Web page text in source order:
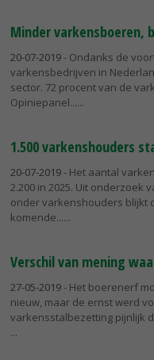
Minder varkensboeren,
20-07-2019- Ondanks de
varkensbedrijven in
sector. 72 procent van de
Opiniepanel...
1.500 varkenshouders
20-07-2019- Het aantal
2.200 in 2025. Uit onderzoek
onder varkenshouders blijkt
komende...
Verschil van mening
27-05-2019- Het boerenerf
nieuw, maar de ernst werd
varkensstalbezetting pijnlijk